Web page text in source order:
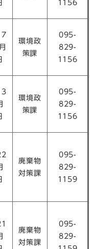
1156
環境政
策課
095-
829-
1156
環境政
策課
095-
829-
1156
廃棄物
対策課
095-
829-
1159
廃棄物
対策課
095-
829-